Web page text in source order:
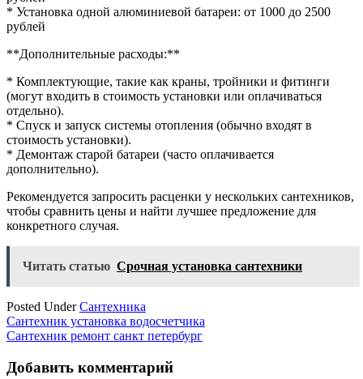
* Установка одной алюминиевой батареи: от 1000 до 2500
рублей
**Дополнительные расходы:**
* Комплектующие, такие как краны, тройники и фитинги
(могут входить в стоимость установки или оплачиваться
отдельно).
* Спуск и запуск системы отопления (обычно входят в
стоимость установки).
* Демонтаж старой батареи (часто оплачивается
дополнительно).
Рекомендуется запросить расценки у нескольких сантехников,
чтобы сравнить цены и найти лучшее предложение для
конкретного случая.
Читать статью Срочная установка сантехники
Posted UnderСантехника
Навигация
по
записям
Сантехник установка водосчетчика
Сантехник ремонт санкт петербург
Добавить комментарий